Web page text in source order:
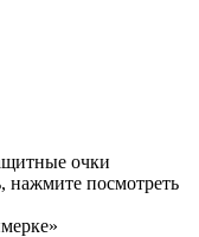
очки
нажмите посмотреть